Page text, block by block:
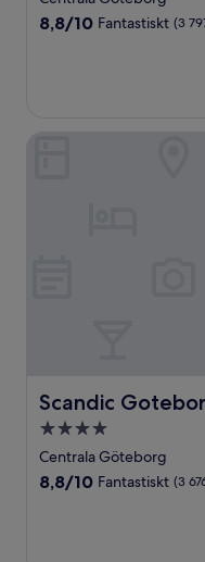
boende
8.8
8,8/10 Fantastiskt (3
Scandic
Scandic Goteborg
4.0-
stjärnigt
boende
Centrala Göteborg
8.8
8,8/10 Fantastiskt (3